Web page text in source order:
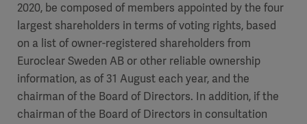
2020, be composed of members appointed by the four
largest shareholders in terms of voting rights, based
on a list of owner-registered shareholders from
Euroclear Sweden AB or other reliable ownership
information, as of 31 August each year, and the
chairman of the Board of Directors. In addition, if the
chairman of the Board of Directors in consultation